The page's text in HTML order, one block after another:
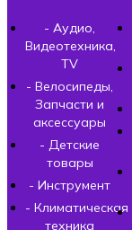
- Аудио,
Видеотехника,
TV
- Велосипеды,
Запчасти и
аксессуары
- Детские
товары
- Инструмент
- Климатическая
техника